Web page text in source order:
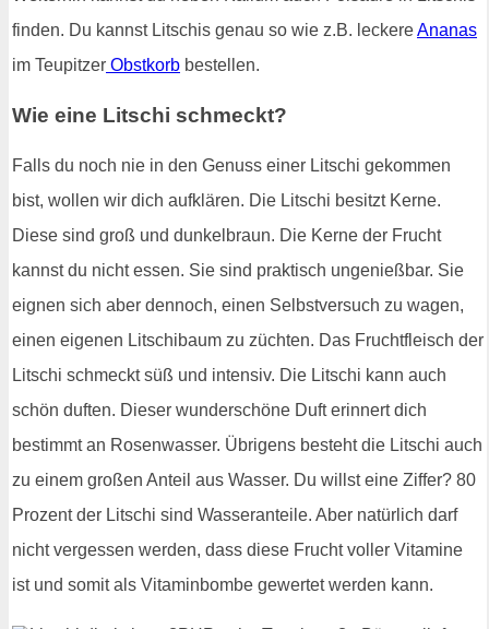
finden. Du kannst Litschis genau so wie z.B. leckereAnanas
im Teupitzer Obstkorb bestellen.
Wie eine Litschi schmeckt?
Falls du noch nie in den Genuss einer Litschi gekommen
bist, wollen wir dich aufklären. Die Litschi besitzt Kerne.
Diese sind groß und dunkelbraun. Die Kerne der Frucht
kannst du nicht essen. Sie sind praktisch ungenießbar. Sie
eignen sich aber dennoch, einen Selbstversuch zu wagen,
einen eigenen Litschibaum zu züchten. Das Fruchtfleisch der
Litschi schmeckt süß und intensiv. Die Litschi kann auch
schön duften. Dieser wunderschöne Duft erinnert dich
bestimmt an Rosenwasser. Übrigens besteht die Litschi auch
zu einem großen Anteil aus Wasser. Du willst eine Ziffer? 80
Prozent der Litschi sind Wasseranteile. Aber natürlich darf
nicht vergessen werden, dass diese Frucht voller Vitamine
ist und somit als Vitaminbombe gewertet werden kann.